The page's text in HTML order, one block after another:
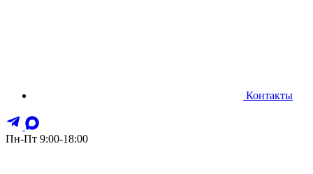
Контакты
Пн-Пт 9:00-18:00